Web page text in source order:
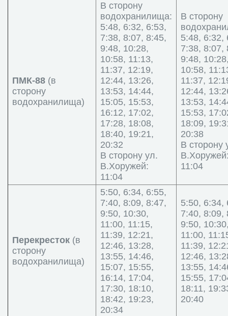
ПМК-88 (в
сторону
водохранилища)
В сторону
водохранилища:
5:48, 6:32, 6:53,
7:38, 8:07, 8:45,
9:48, 10:28,
10:58, 11:13,
11:37, 12:19,
12:44, 13:26,
13:53, 14:44,
15:05, 15:53,
16:12, 17:02,
17:28, 18:08,
18:40, 19:21,
20:32
В сторону ул.
В.Хоружей:
11:04
В сторону
5:48, 6:32,
7:38, 8:07,
9:48,
10:58,
11:37,
12:44,
13:53,
15:53,
18:09,
20:38
В сторону
11:04
Перекресток (в
сторону
водохранилища)
5:50, 6:34, 6:55,
7:40, 8:09, 8:47,
9:50, 10:30,
11:00, 11:15,
11:39, 12:21,
12:46, 13:28,
13:55, 14:46,
15:07, 15:55,
16:14, 17:04,
17:30, 18:10,
18:42, 19:23,
20:34
5:50, 6:34,
7:40, 8:09,
9:50,
11:00,
11:39,
12:46,
13:55,
15:55,
18:11,
20:40